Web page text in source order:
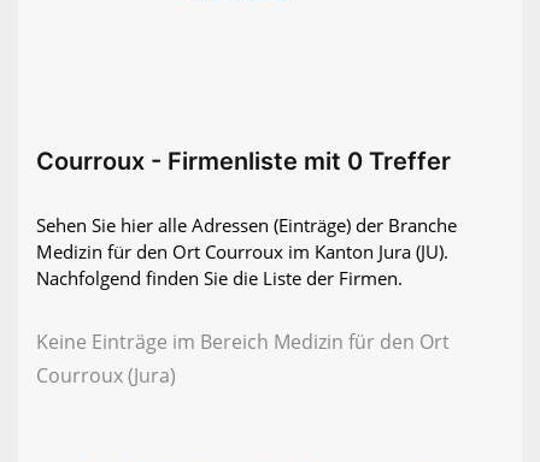
Courroux - Firmenliste mit 0 Treffer
Sehen Sie hier alle Adressen (Einträge) der Branche
Medizin für den Ort Courroux im Kanton Jura (JU).
Nachfolgend finden Sie die Liste der Firmen.
Keine Einträge im Bereich Medizin für den Ort
Courroux (Jura)